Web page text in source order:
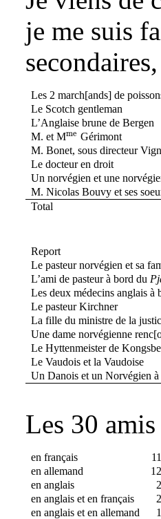
je me suis
Les 2 march[ands] de
Le Scotch gentleman
L’Anglaise brune de Bergen
M. et Mme
{}^{\text{me}}
Gérimont
M. Bonet, sous directeur
Le docteur en droit
Un norvégien et une
M. Nicolas Bouvy et ses
Total
Report
Le pasteur norvégien et sa
L’ami de pasteur à bord du
Les deux médecins anglais à
Le pasteur Kirchner
La fille du ministre de la
Une dame norvégienne
Le Hyttenmeister de
Le Vaudois et la Vaudoise
Un Danois et un Norvégien
Les 30
en français
11
en allemand
12
en anglais
2
en anglais et en français
2
en anglais et en allemand
1